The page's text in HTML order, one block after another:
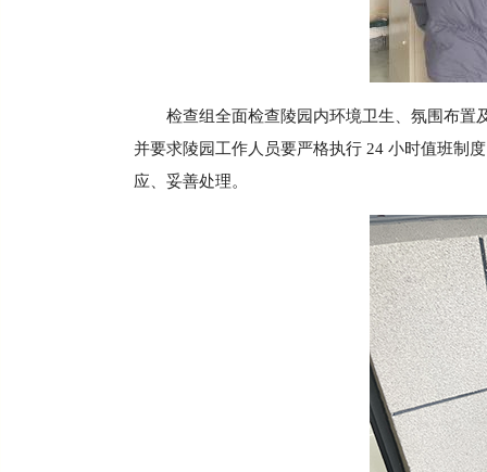
检查组全面检查陵园内环境卫生、氛围布置
并要求陵园工作人员要严格执行 24 小时值班制
应、妥善处理。